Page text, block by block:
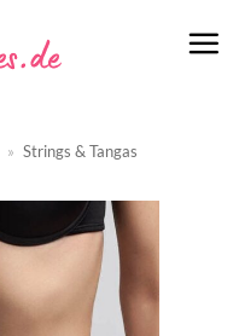
» Strings & Tangas